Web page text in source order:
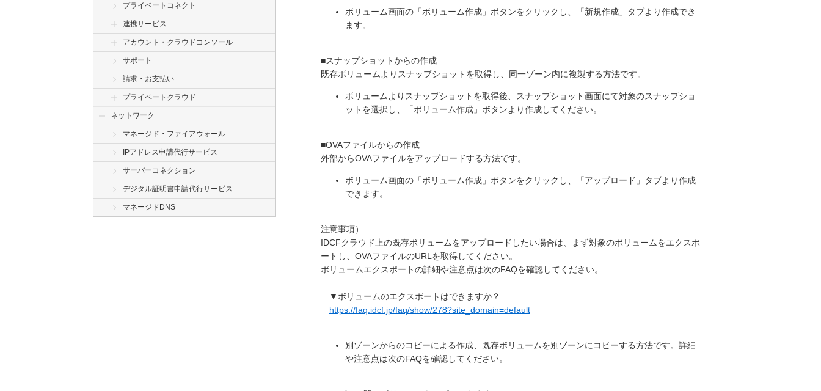
プライベートコネクト
連携サービス
アカウント・クラウドコンソール
サポート
請求・お支払い
プライベートクラウド
ネットワーク
マネージド・ファイアウォール
IPアドレス申請代行サービス
サーバーコネクション
デジタル証明書申請代行サービス
マネージドDNS
ボリューム画面の「ボリューム作成」ボタンをクリックし、「新規作成」タブより作成でき
ます。
■スナップショットからの作成
既存ボリュームよりスナップショットを取得し、同一ゾーン内に複製する方法です。
ボリュームよりスナップショットを取得後、スナップショット画面にて対象のスナップショ
ットを選択し、「ボリューム作成」ボタンより作成してください。
■OVAファイルからの作成
外部からOVAファイルをアップロードする方法です。
ボリューム画面の「ボリューム作成」ボタンをクリックし、「アップロード」タブより作成
できます。
注意事項）
IDCFクラウド上の既存ボリュームをアップロードしたい場合は、まず対象のボリュームをエクスポ
ートし、OVAファイルのURLを取得してください。
ボリュームエクスポートの詳細や注意点は次のFAQを確認してください。
▼ボリュームのエクスポートはできますか？
https://faq.idcf.jp/faq/show/278?site_domain=default
別ゾーンからのコピーによる作成、既存ボリュームを別ゾーンにコピーする方法です。詳細
や注意点は次のFAQを確認してください。